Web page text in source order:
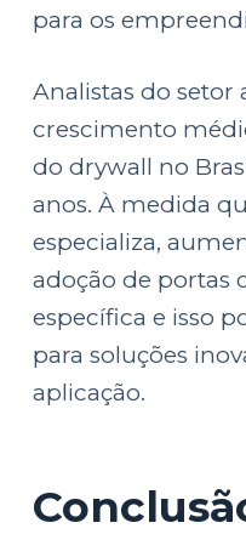
para os
Analistas do
crescimento
do drywall no
anos. À medida
especializa,
adoção de portas
específica e isso
para soluções
aplicação.